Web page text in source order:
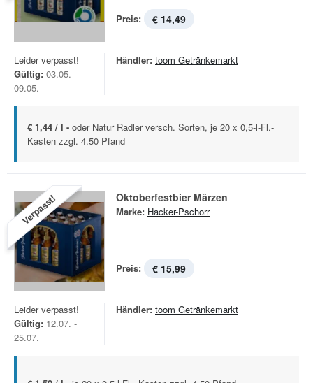
Preis: € 14,49
Leider verpasst!
Gültig: 03.05. -
09.05.
Händler: toom Getränkemarkt
€ 1,44 / l - oder Natur Radler versch. Sorten, je 20 x 0,5-l-Fl.-
Kasten zzgl. 4.50 Pfand
Verpasst! Oktoberfestbier Märzen
Marke: Hacker-Pschorr
Preis: € 15,99
Leider verpasst!
Gültig: 12.07. -
25.07.
Händler: toom Getränkemarkt